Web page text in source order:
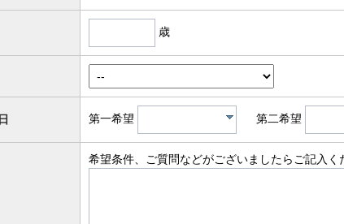
歳
第一希望 第二希望
希望条件、ご質問などがございましたらご記入く